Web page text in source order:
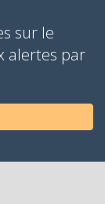
sur le
alertes par